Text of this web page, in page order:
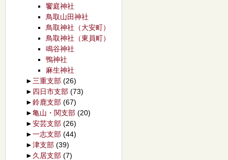
饗庭神社
鳥取山田神社
鳥取神社（大安町）
鳥取神社（東員町）
鳴谷神社
鴨神社
麻生神社
► 三重支部 (26)
► 四日市支部 (73)
►鈴鹿支部 (67)
►亀山・関支部 (20)
►安芸支部 (26)
►一志支部 (44)
►津支部 (39)
► 久居支部 (7)